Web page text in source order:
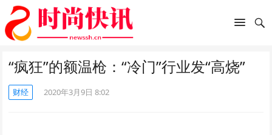
“疯狂”的额温枪：“冷门”行业发“高烧”
财经 2020年3月9日 8:02